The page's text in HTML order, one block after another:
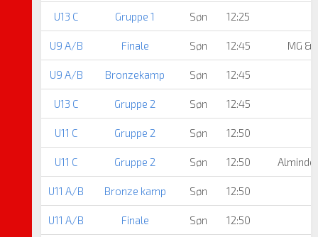
U13 C Gruppe 1 Søn 12:25
U9 A/B Finale Søn 12:45 MG &
U9 A/B Bronzekamp Søn 12:45
U13 C Gruppe 2 Søn 12:45
U11 C Gruppe 2 Søn 12:50
U11 C Gruppe 2 Søn 12:50
U11 A/B Bronze kamp Søn 12:50
U11 A/B Finale Søn 12:50